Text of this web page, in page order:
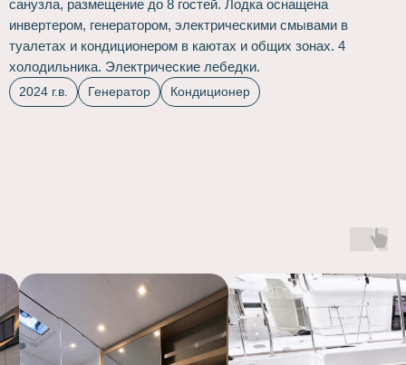
санузла, размещение до 8 гостей. Лодка оснащена
инвертером, генератором, электрическими смывами в
туалетах и кондиционером в каютах и общих зонах. 4
холодильника. Электрические лебедки.
2024 г.в. Генератор Кондиционер